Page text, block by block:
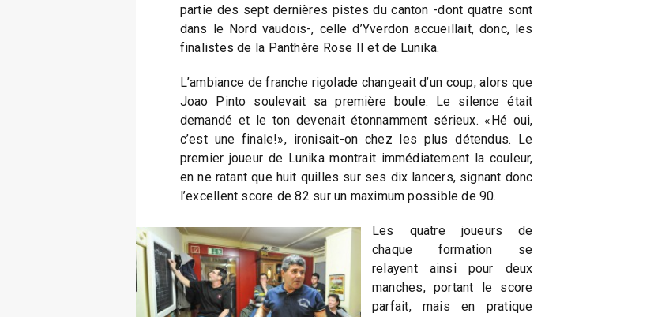
partie des sept dernières pistes du canton -dont quatre sont
dans le Nord vaudois-, celle d’Yverdon accueillait, donc, les
finalistes de la Panthère Rose II et de Lunika.
L’ambiance de franche rigolade changeait d’un coup, alors que
Joao Pinto soulevait sa première boule. Le silence était
demandé et le ton devenait étonnamment sérieux. «Hé oui,
c’est une finale!», ironisait-on chez les plus détendus. Le
premier joueur de Lunika montrait immédiatement la couleur,
en ne ratant que huit quilles sur ses dix lancers, signant donc
l’excellent score de 82 sur un maximum possible de 90.
Les quatre joueurs de
chaque formation se
relayent ainsi pour deux
manches, portant le score
parfait, mais en pratique